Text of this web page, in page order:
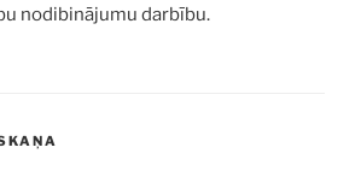
nodibinājumu darbību.